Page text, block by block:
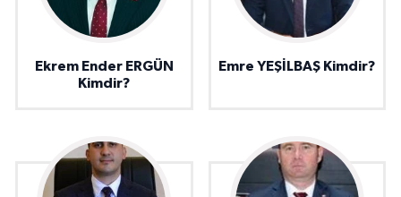
Ekrem Ender ERGÜN
Kimdir?
Emre YEŞİLBAŞ Kimdir?